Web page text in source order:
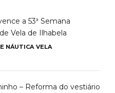
a 53ª Semana
Vela de Ilhabela
NÁUTICA VELA
– Reforma do vestiário